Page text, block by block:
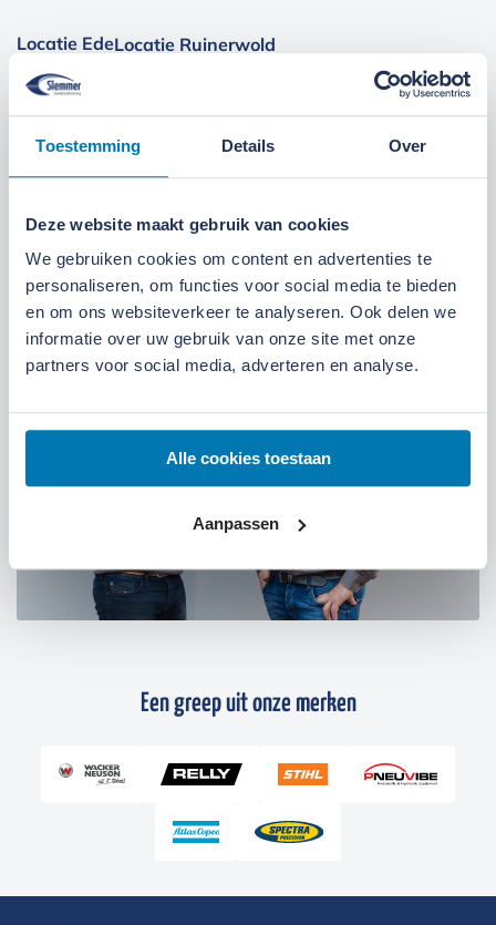
Toestemming Details Over
Deze website maakt gebruik van cookies
We gebruiken cookies om content en advertenties te
personaliseren, om functies voor social media te bieden
en om ons websiteverkeer te analyseren. Ook delen we
informatie over uw gebruik van onze site met onze
partners voor social media, adverteren en analyse.
Alle cookies toestaan
Aanpassen
Locatie EdeLocatie Ruinerwold
We zijn gevestigd aan deBroeksteeg 1 in Ede.
Maandag t/m zaterdag open. Bereikbaar via0318-
265555.Bekijk deze locatie.
07:00 tot 17:30 uur Maandag t/m vrijdag
07:30 tot 12:00 uur
Een greep uit onze merken